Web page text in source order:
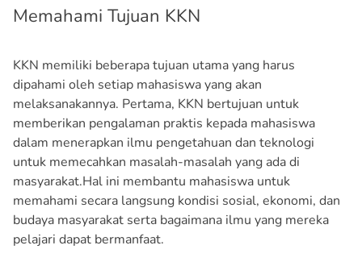
Memahami Tujuan KKN
KKN memiliki beberapa tujuan utama yang harus
dipahami oleh setiap mahasiswa yang akan
melaksanakannya. Pertama, KKN bertujuan untuk
memberikan pengalaman praktis kepada mahasiswa
dalam menerapkan ilmu pengetahuan dan teknologi
untuk memecahkan masalah-masalah yang ada di
masyarakat.Hal ini membantu mahasiswa untuk
memahami secara langsung kondisi sosial, ekonomi, dan
budaya masyarakat serta bagaimana ilmu yang mereka
pelajari dapat bermanfaat.